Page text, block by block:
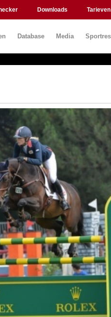
Downloads Tarieven
Database Media